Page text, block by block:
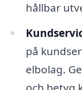
hållbar
på
elbolag.